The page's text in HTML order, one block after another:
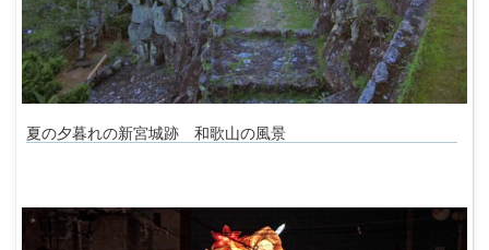
夏の夕暮れの新宮城跡 和歌山の風景